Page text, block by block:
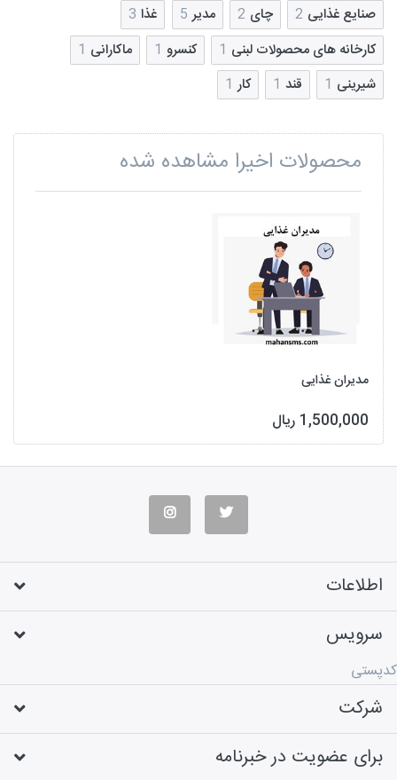
صنایع غذایی 2 چای 2 مدیر 5 غذا 3
کارخانه های محصولات لبنی 1 کنسرو 1 ماکارانی 1
شیرینی 1 قند 1 کار 1
محصولات اخیرا مشاهده شده
مدیران غذایی
1,500,000 ریال
اطلاعات
سرویس
کدپستی
شرکت
برای عضویت در خبرنامه